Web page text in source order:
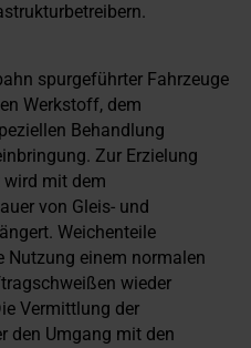
spurgeführter Fahrzeuge
Werkstoff, dem
Behandlung
Zur Erzielung
mit dem
von Gleis- und
Weichenteile
Nutzung einem normalen
wieder
Vermittlung der
den Umgang mit den